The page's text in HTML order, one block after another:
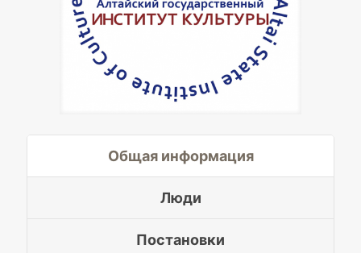
Общая информация
Люди
Постановки